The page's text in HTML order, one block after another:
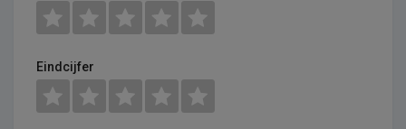
Eindcijfer